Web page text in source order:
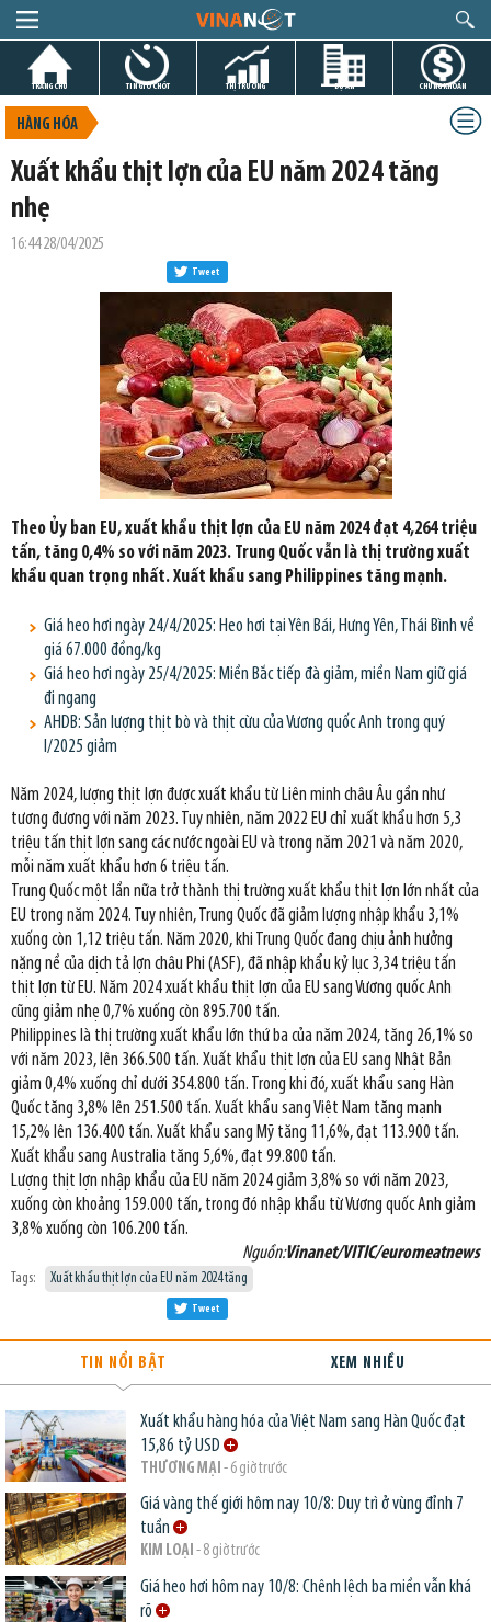
TRANG CHỦ TIN GIỜ CHÓT THỊ TRƯỜNG DỰ ÁN CHỨNG KHOÁN
HÀNG HÓA
Xuất khẩu thịt lợn của EU năm 2024 tăng
nhẹ
16:44 28/04/2025
Tweet
Theo Ủy ban EU, xuất khẩu thịt lợn của EU năm 2024 đạt 4,264 triệu
tấn, tăng 0,4% so với năm 2023. Trung Quốc vẫn là thị trường xuất
khẩu quan trọng nhất. Xuất khẩu sang Philippines tăng mạnh.
Giá heo hơi ngày 24/4/2025: Heo hơi tại Yên Bái, Hưng Yên, Thái Bình về
giá 67.000 đồng/kg
Giá heo hơi ngày 25/4/2025: Miền Bắc tiếp đà giảm, miền Nam giữ giá
đi ngang
AHDB: Sản lượng thịt bò và thịt cừu của Vương quốc Anh trong quý
I/2025 giảm
Năm 2024, lượng thịt lợn được xuất khẩu từ Liên minh châu Âu gần như
tương đương với năm 2023. Tuy nhiên, năm 2022 EU chỉ xuất khẩu hơn 5,3
triệu tấn thịt lợn sang các nước ngoài EU và trong năm 2021 và năm 2020,
mỗi năm xuất khẩu hơn 6 triệu tấn.
Trung Quốc một lần nữa trở thành thị trường xuất khẩu thịt lợn lớn nhất của
EU trong năm 2024. Tuy nhiên, Trung Quốc đã giảm lượng nhập khẩu 3,1%
xuống còn 1,12 triệu tấn. Năm 2020, khi Trung Quốc đang chịu ảnh hưởng
nặng nề của dịch tả lợn châu Phi (ASF), đã nhập khẩu kỷ lục 3,34 triệu tấn
thịt lợn từ EU. Năm 2024 xuất khẩu thịt lợn của EU sang Vương quốc Anh
cũng giảm nhẹ 0,7% xuống còn 895.700 tấn.
Philippines là thị trường xuất khẩu lớn thứ ba của năm 2024, tăng 26,1% so
với năm 2023, lên 366.500 tấn. Xuất khẩu thịt lợn của EU sang Nhật Bản
giảm 0,4% xuống chỉ dưới 354.800 tấn. Trong khi đó, xuất khẩu sang Hàn
Quốc tăng 3,8% lên 251.500 tấn. Xuất khẩu sang Việt Nam tăng mạnh
15,2% lên 136.400 tấn. Xuất khẩu sang Mỹ tăng 11,6%, đạt 113.900 tấn.
Xuất khẩu sang Australia tăng 5,6%, đạt 99.800 tấn.
Lượng thịt lợn nhập khẩu của EU năm 2024 giảm 3,8% so với năm 2023,
xuống còn khoảng 159.000 tấn, trong đó nhập khẩu từ Vương quốc Anh giảm
3,8% xuống còn 106.200 tấn.
Nguồn:Vinanet/VITIC/euromeatnews
Tags: Xuất khẩu thịt lợn của EU năm 2024 tăng
Tweet
TIN NỔI BẬT XEM NHIỀU
Xuất khẩu hàng hóa của Việt Nam sang Hàn Quốc đạt
15,86 tỷ USD
THƯƠNG MẠI - 6 giờ trước
Giá vàng thế giới hôm nay 10/8: Duy trì ở vùng đỉnh 7
tuần
KIM LOẠI - 8 giờ trước
Giá heo hơi hôm nay 10/8: Chênh lệch ba miền vẫn khá
rõ